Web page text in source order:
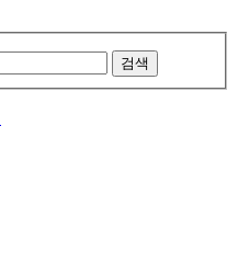
검색